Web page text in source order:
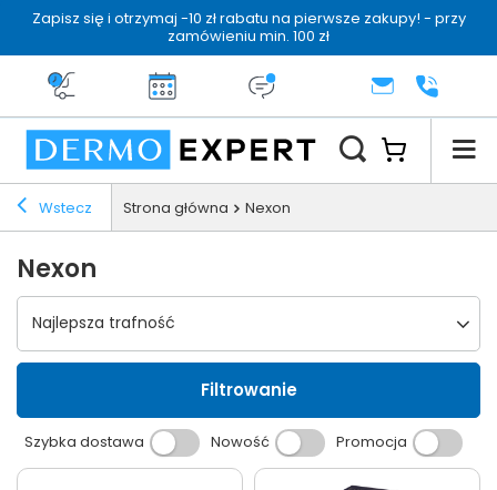
Zapisz się i otrzymaj -10 zł rabatu na pierwsze zakupy! - przy
zamówieniu min. 100 zł
Darmowa dostawa od 199 zł
14 dni na zwrotDermo konsultacjaKONTAKT+48 222
Wstecz Strona główna Nexon
Nexon
Wybierz sortowanie
Najlepsza trafność
Filtrowanie
Szybka dostawa Nowość Promocja